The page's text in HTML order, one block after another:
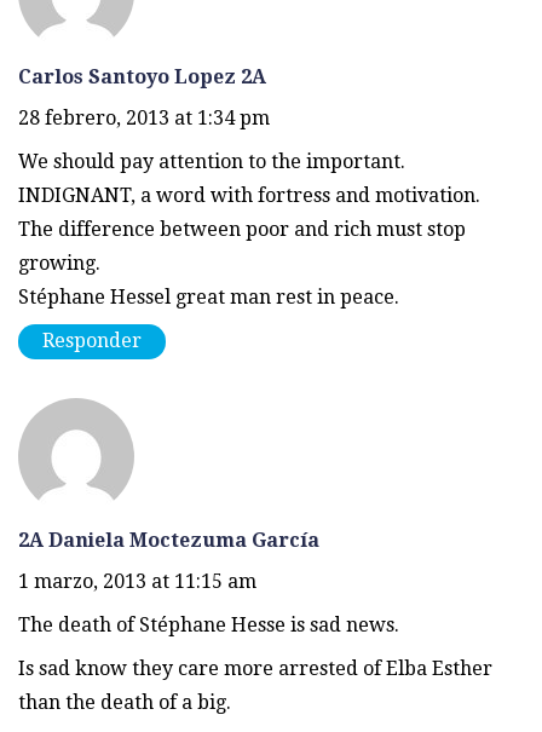
Carlos Santoyo Lopez 2A
28 febrero, 2013 at 1:34 pm
We should pay attention to the important.
INDIGNANT, a word with fortress and motivation.
The difference between poor and rich must stop
growing.
Stéphane Hessel great man rest in peace.
Responder
2A Daniela Moctezuma García
1 marzo, 2013 at 11:15 am
The death of Stéphane Hesse is sad news.
Is sad know they care more arrested of Elba Esther
than the death of a big.